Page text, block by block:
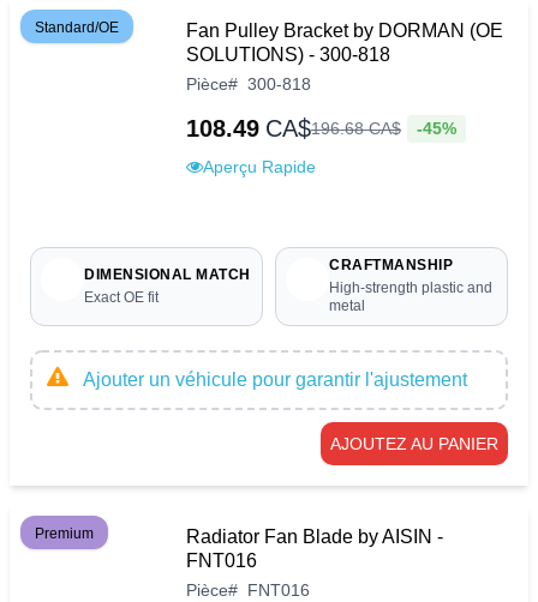
Standard/OE
Fan Pulley Bracket by DORMAN (OE
SOLUTIONS) - 300-818
Pièce# 300-818
108.49 CA$196.68CA$ -45%
Aperçu Rapide
DIMENSIONAL MATCH
Exact OE fit
CRAFTMANSHIP
High-strength plastic and
metal
Ajouter un véhicule pour garantir l'ajustement
AJOUTEZ AU PANIER
Premium
Radiator Fan Blade by AISIN -
FNT016
Pièce# FNT016